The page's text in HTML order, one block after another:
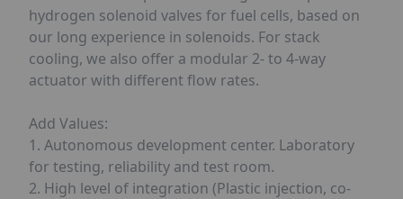
hydrogen solenoid valves for fuel cells, based on
our long experience in solenoids. For stack
cooling, we also offer a modular 2- to 4-way
actuator with different flow rates.
Add Values:
1. Autonomous development center. Laboratory
for testing, reliability and test room.
2. High level of integration (Plastic injection, co-